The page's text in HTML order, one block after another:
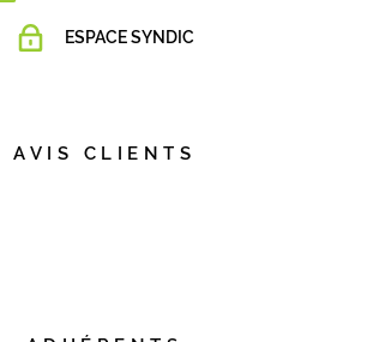
ESPACE SYNDIC
AVIS CLIENTS